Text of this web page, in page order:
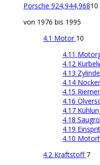
Porsche 924,944,96810
von 1976 bis 1995
4.1 Motor 10
4.11
4.12
4.13
4.14
4.15
4.16
4.17
4.18
4.19
4.10
4.2 Kraftstoff 7